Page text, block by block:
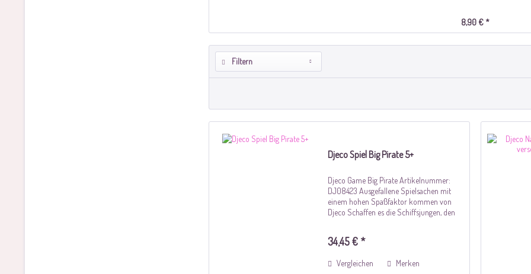
8,90 € *
Filtern
Djeco Spiel Big Pirate 5+
Djeco Game Big Pirate Artikelnummer:
DJ08423 Ausgefallene Spielsachen mit
einem hohen Spaßfaktor kommen von
Djeco Schaffen es die Schiffsjungen, den
Spieler...
34,45 € *
Vergleichen Merken